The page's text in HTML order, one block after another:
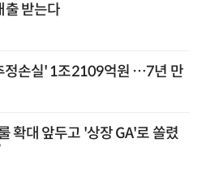
출 받는다
정손실' 1조2109억원 …7년 만
확대 앞두고 '상장 GA'로 쏠렸